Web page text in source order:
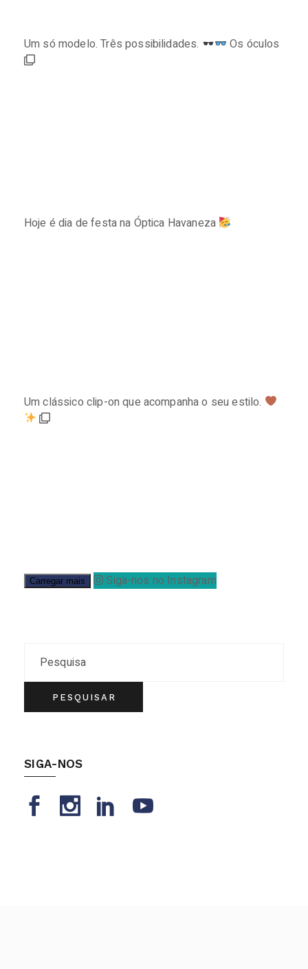
Um só modelo. Três possibilidades. Os óculos
Hoje é dia de festa na Óptica Havaneza
Um clássico clip-on que acompanha o seu estilo.
Carregar mais Siga-nos no Instagram
PESQUISAR
SIGA-NOS